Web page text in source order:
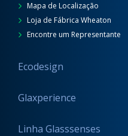
Mapa de Localização
Loja de Fábrica Wheaton
Encontre um Representante
Ecodesign
Glaxperience
Linha Glasssenses